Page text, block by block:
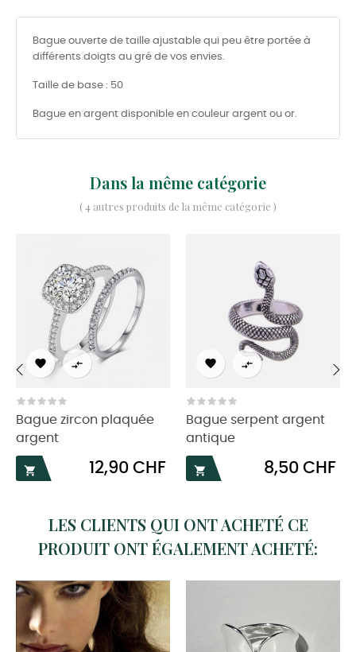
Bague ouverte de taille ajustable qui peu être portée à
différents doigts au gré de vos envies.
Taille de base : 50
Bague en argent disponible en couleur argent ou or.
Dans la même catégorie
( 4 autres produits de la même catégorie )
 
Bague zircon plaquée
argent

Prix
12,90 CHF
 
Bague serpent argent
antique

Prix
8,50 CHF
‹
LES CLIENTS QUI ONT ACHETÉ CE
PRODUIT ONT ÉGALEMENT ACHETÉ: